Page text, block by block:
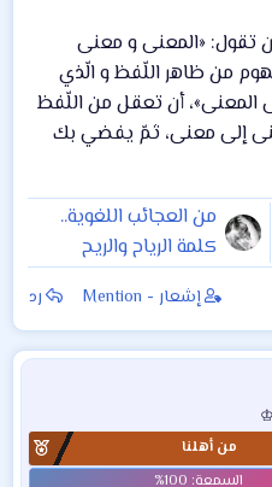
تقول: «المعنى و معنى
من ظاهر اللّفظ و الّذي
المعنى»، أن تعقل من اللّفظ
إلى معنى، ثمّ يفضي بك
من العجائب اللغوية..
كلمة الرياح والريح
إشعار - Mention رد
من أهلنا